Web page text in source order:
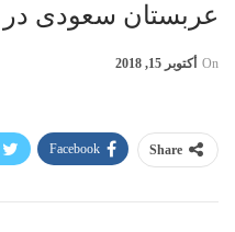
عربستان سعودی
On أكتوبر 15, 2018
Share
Facebook